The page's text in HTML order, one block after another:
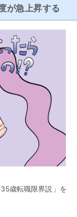
が急上昇する
歳転職限界説」を